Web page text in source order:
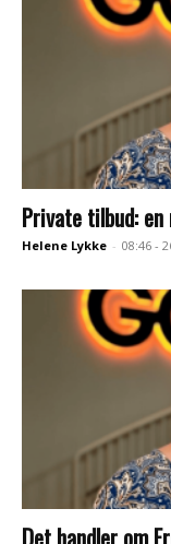
Private tilbud:
Helene Lykke - 08:46 -
Det handler om